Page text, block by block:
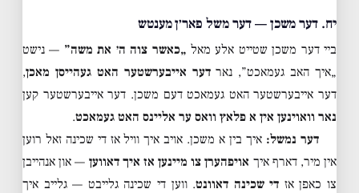
יח. דער משכן — דער משל פאר׳ן מענטש
ביי דער משכן שטייט אלע מאל „כאשר צוה ה׳ את משה” — נישט
„איך האב געמאכט”, נארדער אייבערשטער האט געהייסן מאכן,
דער אייבערשטער האט געמאכט דעם משכן. דער אייבערשטער קען
נאר וואוינען אין א פלאץ וואס ער אליינס האט געמאכט.
דער נמשל: איך בין א משכן. אויב איך וויל אז די שכינה זאל רוען
אין מיר, דארף איך אויפהערן צו מיינען אז איך דאווען — און אנהייבן
צו כאפן אז די שכינה דאוונט. ווען די שכינה גלייבט — גלייב איך